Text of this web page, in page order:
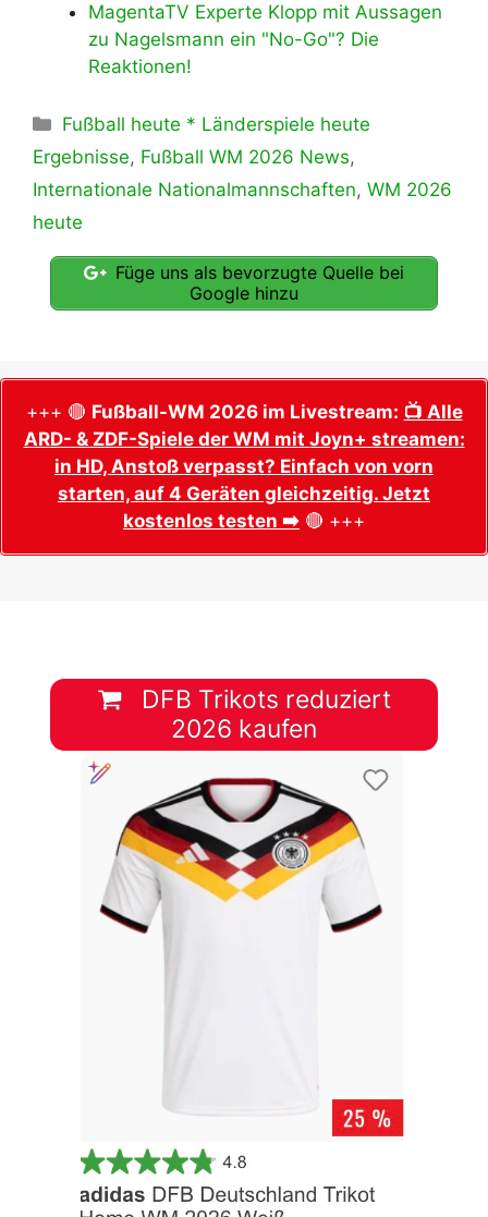
MagentaTV Experte Klopp mit Aussagen
zu Nagelsmann ein "No-Go"? Die
Reaktionen!
Kategorien
Fußball heute * Länderspiele heute
Ergebnisse, Fußball WM 2026 News,
Internationale Nationalmannschaften, WM 2026
heute
Füge uns als bevorzugte Quelle bei
Google hinzu
+++ 🔴 Fußball-WM 2026 im Livestream: 📺 Alle
ARD- & ZDF-Spiele der WM mit Joyn+ streamen:
in HD, Anstoß verpasst? Einfach von vorn
starten, auf 4 Geräten gleichzeitig. Jetzt
kostenlos testen ➡️ 🔴 +++
DFB Trikots reduziert
2026 kaufen